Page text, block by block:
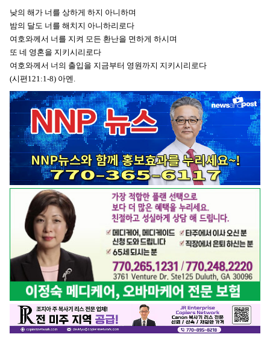
낮의 해가 너를 상하게 하지 아니하며
밤의 달도 너를 해치지 아니하리로다
여호와께서 너를 지켜 모든 환난을 면하게 하시며
또 네 영혼을 지키시리로다
여호와께서 너의 출입을 지금부터 영원까지 지키시리로다
(시편121:1-8) 아멘.